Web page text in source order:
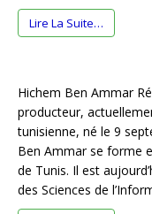
Lire La Suite…
Hichem Ben Ammar
producteur,
tunisienne, né le 9
Ben Ammar se forme
de Tunis. Il est
des Sciences de